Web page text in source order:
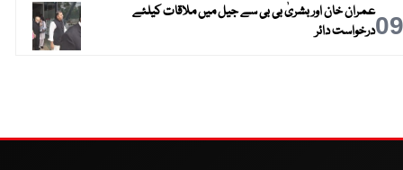
09عمران خان اور بشریٰ بی بی سے جیل میں ملاقات کیلئے
درخواست دائر